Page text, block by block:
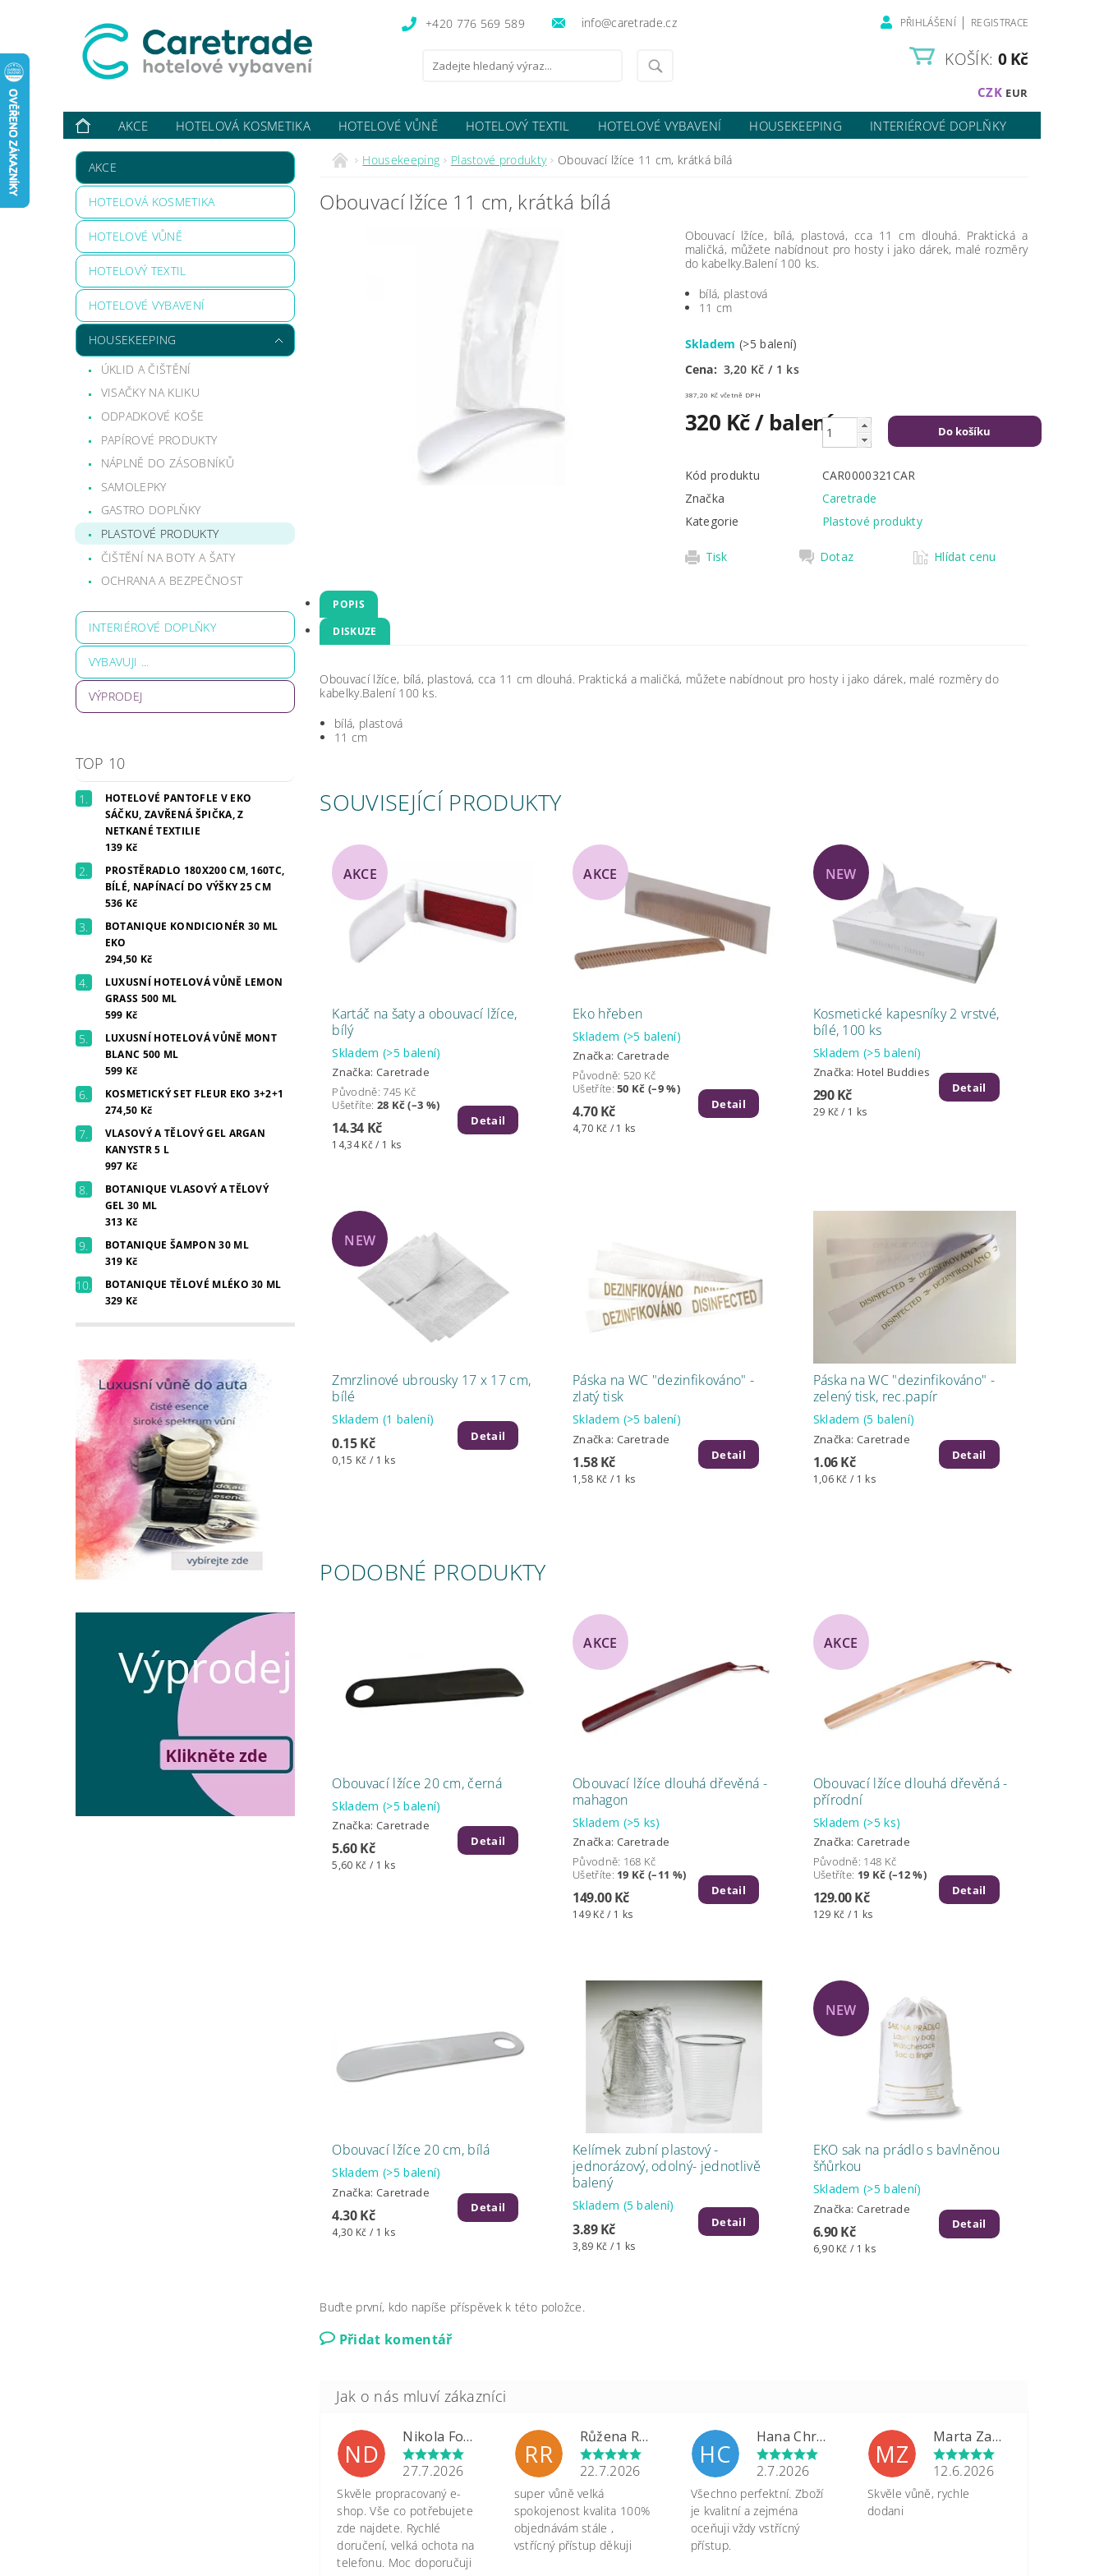
+420 776 569 589 info@caretrade.cz PŘIHLÁŠENÍ | REGISTRACE
CZK EUR
KOŠÍK: 0 Kč
AKCE HOTELOVÁ KOSMETIKA HOTELOVÉ VŮNĚ HOTELOVÝ TEXTIL HOTELOVÉ VYBAVENÍ HOUSEKEEPING
INTERIÉROVÉ DOPLŇKY
VYBAVUJI ...
KONTAKTY O NÁS HODNOCENÍ OBCHODU
AKCE
HOTELOVÁ KOSMETIKA
HOTELOVÉ VŮNĚ
HOTELOVÝ TEXTIL
HOTELOVÉ VYBAVENÍ
HOUSEKEEPING
ÚKLID A ČIŠTĚNÍ
VISAČKY NA KLIKU
ODPADKOVÉ KOŠE
PAPÍROVÉ PRODUKTY
NÁPLNĚ DO ZÁSOBNÍKŮ
SAMOLEPKY
GASTRO DOPLŇKY
PLASTOVÉ PRODUKTY
ČIŠTĚNÍ NA BOTY A ŠATY
OCHRANA A BEZPEČNOST
INTERIÉROVÉ DOPLŇKY
VYBAVUJI ...
VÝPRODEJ
TOP 10
HOTELOVÉ PANTOFLE V EKO
SÁČKU, ZAVŘENÁ ŠPIČKA, Z
NETKANÉ TEXTILIE
139 Kč
PROSTĚRADLO 180X200 CM, 160TC,
BÍLÉ, NAPÍNACÍ DO VÝŠKY 25 CM
536 Kč
BOTANIQUE KONDICIONÉR 30 ML
EKO
294,50 Kč
LUXUSNÍ HOTELOVÁ VŮNĚ LEMON
GRASS 500 ML
599 Kč
LUXUSNÍ HOTELOVÁ VŮNĚ MONT
BLANC 500 ML
599 Kč
KOSMETICKÝ SET FLEUR EKO 3+2+1
274,50 Kč
VLASOVÝ A TĚLOVÝ GEL ARGAN
KANYSTR 5 L
997 Kč
BOTANIQUE VLASOVÝ A TĚLOVÝ
GEL 30 ML
313 Kč
BOTANIQUE ŠAMPON 30 ML
319 Kč
BOTANIQUE TĚLOVÉ MLÉKO 30 ML
329 Kč
Housekeeping Plastové produkty Obouvací lžíce 11 cm, krátká bílá
Obouvací lžíce 11 cm, krátká bílá
Obouvací lžíce, bílá, plastová, cca 11 cm dlouhá. Praktická a
maličká, můžete nabídnout pro hosty i jako dárek, malé rozměry
do kabelky.Balení 100 ks.
bílá, plastová
11 cm
Skladem(>5 balení)
Cena: 3,20 Kč / 1 ks
387,20 Kč včetně DPH
320 Kč/ balení
Kód produktu
CAR0000321CAR
Značka
Caretrade
Kategorie
Plastové produkty
Tisk Dotaz Hlídat cenu
POPIS
DISKUZE
Obouvací lžíce, bílá, plastová, cca 11 cm dlouhá. Praktická a maličká, můžete nabídnout pro hosty i jako dárek, malé rozměry do
kabelky.Balení 100 ks.
bílá, plastová
11 cm
SOUVISEJÍCÍ PRODUKTY
AKCE
Kartáč na šaty a obouvací lžíce,
bílý
Skladem (>5 balení)
Značka: Caretrade
Původně:745 Kč
Ušetříte: 28 Kč (–3 %)
14.34 Kč
14,34 Kč / 1 ks
Detail
AKCE
Eko hřeben
Skladem (>5 balení)
Značka: Caretrade
Původně: 520 Kč
Ušetříte:50 Kč (–9 %)
4.70 Kč
4,70 Kč / 1 ks
Detail
NEW
Kosmetické kapesníky 2 vrstvé,
bílé, 100 ks
Skladem(>5 balení)
Značka:Hotel Buddies
290 Kč
29 Kč / 1 ks
Detail
NEW
Zmrzlinové ubrousky 17 x 17 cm,
bílé
Skladem (1 balení)
0.15 Kč
0,15 Kč / 1 ks
Detail
Páska na WC "dezinfikováno" -
zlatý tisk
Skladem (>5 balení)
Značka: Caretrade
1.58 Kč
1,58 Kč / 1 ks
Detail
Páska na WC "dezinfikováno" -
zelený tisk, rec.papír
Skladem(5 balení)
Značka: Caretrade
1.06 Kč
1,06 Kč / 1 ks
Detail
PODOBNÉ PRODUKTY
Obouvací lžíce 20 cm, černá
Skladem (>5 balení)
Značka: Caretrade
5.60 Kč
5,60 Kč / 1 ks
Detail
AKCE
Obouvací lžíce dlouhá dřevěná -
mahagon
Skladem (>5 ks)
Značka: Caretrade
Původně: 168 Kč
Ušetříte: 19 Kč (–11 %)
149.00 Kč
149 Kč / 1 ks
Detail
AKCE
Obouvací lžíce dlouhá dřevěná -
přírodní
Skladem(>5 ks)
Značka: Caretrade
Původně: 148 Kč
Ušetříte: 19 Kč (–12 %)
129.00 Kč
129 Kč / 1 ks
Detail
Obouvací lžíce 20 cm, bílá
Skladem (>5 balení)
Značka: Caretrade
4.30 Kč
4,30 Kč / 1 ks
Detail
Kelímek zubní plastový -
jednorázový, odolný- jednotlivě
balený
Skladem (5 balení)
3.89 Kč
3,89 Kč / 1 ks
Detail
NEW
EKO sak na prádlo s bavlněnou
šňůrkou
Skladem(>5 balení)
Značka: Caretrade
6.90 Kč
6,90 Kč / 1 ks
Detail
Buďte první, kdo napíše příspěvek k této položce.
Přidat komentář
ND
Nikola Formánková Dvořáková
27.7.2026
Skvěle propracovaný e-
shop. Vše co potřebujete
zde najdete. Rychlé
doručení, velká ochota na
telefonu. Moc doporučuji
RR
Růžena Rypková
22.7.2026
super vůně velká
spokojenost kvalita 100%
objednávám stále ,
vstřícný přístup děkuji
HC
Hana Chrastinová
2.7.2026
Všechno perfektní. Zboží
je kvalitní a zejména
oceňuji vždy vstřícný
přístup.
MZ
Marta Zapletalová
12.6.2026
Skvěle vůně, rychle
dodani